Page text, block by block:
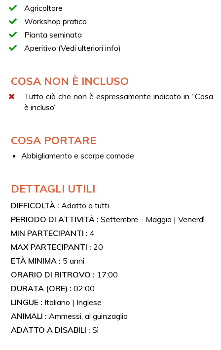
APERITIVO
L'aperitivo incluso nell’esperienza prevede:
Pizza al trancio
Calice di vino
o succo di frutta
Agricoltore
Workshop pratico
Pianta seminata
Aperitivo (Vedi ulteriori info)
COSA NON È INCLUSO
Tutto ciò che non è espressamente indicato in “Cosa
è incluso”
COSA PORTARE
Abbigliamento e scarpe comode
DETTAGLI UTILI
DIFFICOLTÀ : Adatto a tutti
PERIODO DI ATTIVITÀ :Settembre - Maggio | Venerdì
MIN PARTECIPANTI :4
MAX PARTECIPANTI :20
ETÀ MINIMA : 5 anni
ORARIO DI RITROVO : 17:00
DURATA (ORE) :02:00
LINGUE : Italiano | Inglese
ANIMALI : Ammessi, al guinzaglio
ADATTO A DISABILI :Sì